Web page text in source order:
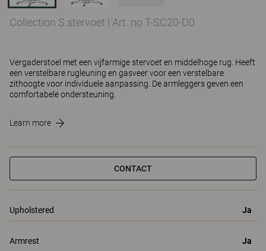
Collection S stervoet | Art. no T-SC20-D0
Vergaderstoel met een vijfarmige stervoet en middelhoge rug. Heeft
een verstelbare rugleuning en gasveer voor een verstelbare
zithoogte voor individuele aanpassing. De armleggers geven een
comfortabele ondersteuning.
Learn more
CONTACT
Upholstered Ja
Armrest Ja